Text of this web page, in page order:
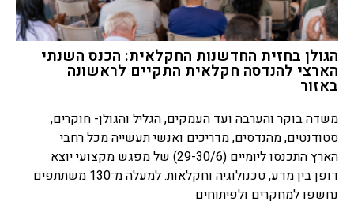
הגולן בחזית החדשנות החקלאית: הכנס השנתי
הארצי להנדסה חקלאית התקיים לראשונה
באזור
משדה בוקר והערבה ועד העמקים, הגליל והגולן- חוקרים,
סטודנטים, מהנדסים, מדריכים ואנשי תעשייה מכל רחבי
הארץ התכנסו ליומיים (29-30/6) של מפגש מקצועי יוצא
דופן בין מדע, טכנולוגיה וחקלאות. למעלה מ־130 משתתפים
נחשפו למחקרים ולפיתוחים